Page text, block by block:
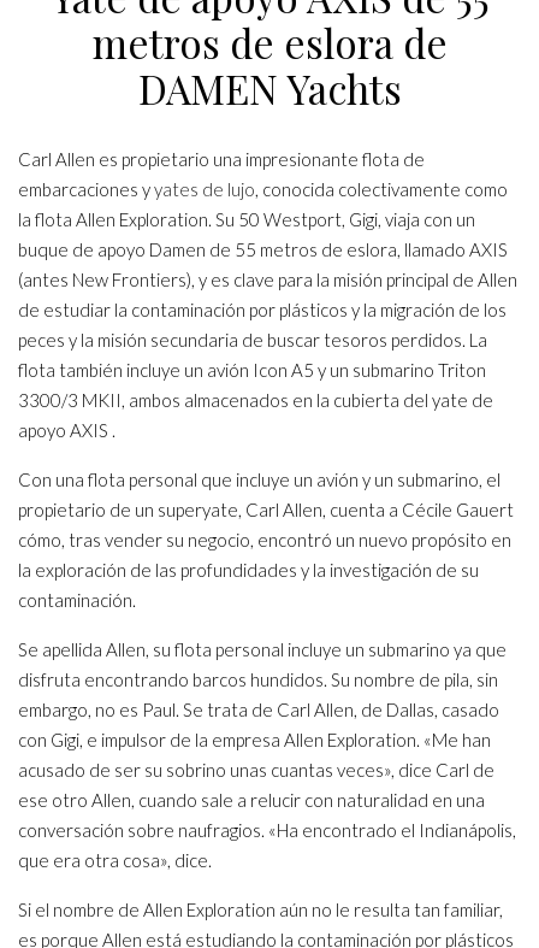
metros de eslora de
DAMEN Yachts
Carl Allen es propietario una impresionante flota de
embarcaciones yyates de lujo, conocida colectivamente como
la flota Allen Exploration. Su 50 Westport, Gigi, viaja con un
buque de apoyo Damen de 55 metros de eslora, llamado AXIS
(antes New Frontiers), y es clave para la misión principal de Allen
de estudiar la contaminación por plásticos y la migración de los
peces y la misión secundaria de buscar tesoros perdidos. La
flota también incluye un avión Icon A5 y un submarino Triton
3300/3 MKII, ambos almacenados en la cubierta del yate de
apoyo AXIS .
Con una flota personal que incluye un avión y un submarino, el
propietario de un superyate, Carl Allen, cuenta a Cécile Gauert
cómo, tras vender su negocio, encontró un nuevo propósito en
la exploración de las profundidades y la investigación de su
contaminación.
Se apellida Allen, su flota personal incluye un submarino ya que
disfruta encontrando barcos hundidos. Su nombre de pila, sin
embargo, no es Paul. Se trata de Carl Allen, de Dallas, casado
con Gigi, e impulsor de la empresa Allen Exploration. «Me han
acusado de ser su sobrino unas cuantas veces», dice Carl de
ese otro Allen, cuando sale a relucir con naturalidad en una
conversación sobre naufragios. «Ha encontrado el Indianápolis,
que era otra cosa», dice.
Si el nombre de Allen Exploration aún no le resulta tan familiar,
es porque Allen está estudiando la contaminación por plásticos